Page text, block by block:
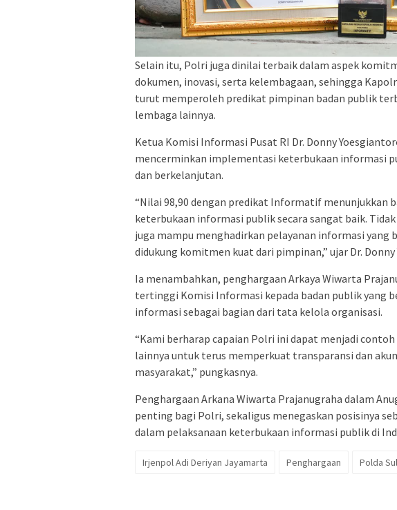
Selain itu, Polri juga dinilai terbaik dalam aspek
dokumen, inovasi, serta kelembagaan, sehingga
turut memperoleh predikat pimpinan badan publik
lembaga lainnya.
Ketua Komisi Informasi Pusat RI Dr. Donny
mencerminkan implementasi keterbukaan informasi
dan berkelanjutan.
“Nilai 98,90 dengan predikat Informatif menunjukkan
keterbukaan informasi publik secara sangat baik.
juga mampu menghadirkan pelayanan informasi yang
didukung komitmen kuat dari pimpinan,” ujar Dr.
Ia menambahkan, penghargaan Arkaya Wiwarta
tertinggi Komisi Informasi kepada badan publik yang
informasi sebagai bagian dari tata kelola organisasi.
“Kami berharap capaian Polri ini dapat menjadi
lainnya untuk terus memperkuat transparansi dan
masyarakat,” pungkasnya.
Penghargaan Arkana Wiwarta Prajanugraha dalam
penting bagi Polri, sekaligus menegaskan posisinya
dalam pelaksanaan keterbukaan informasi publik di
Irjenpol Adi Deriyan Jayamarta Penghargaan Polda